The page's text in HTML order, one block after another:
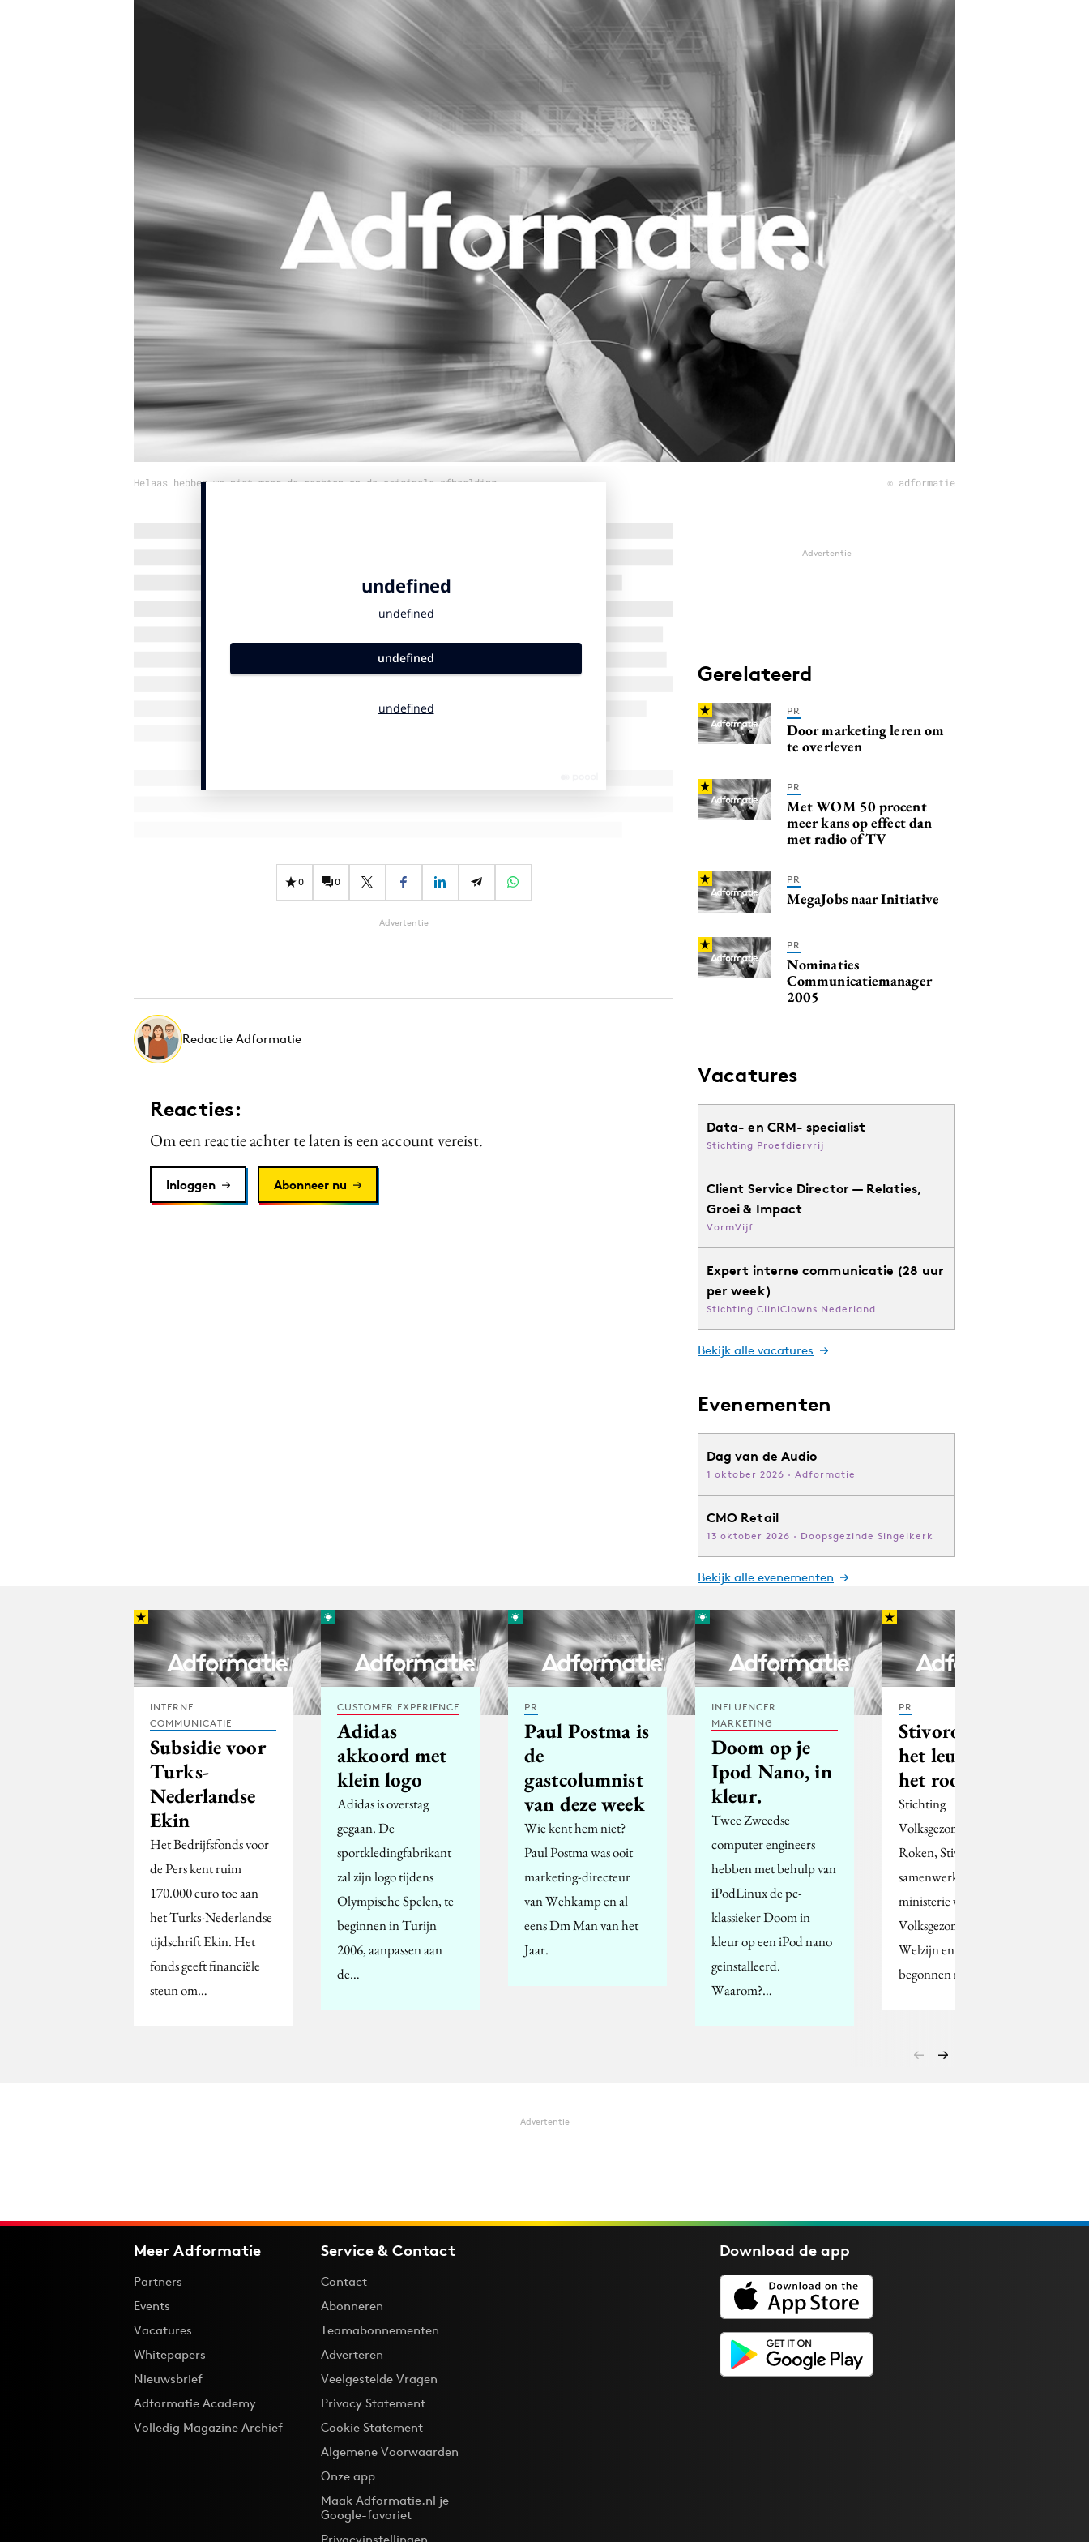
Influencer marketing
Interne communicatie
Purpose Marketing
Reputatie & crisis
Helaas hebben we niet meer de rechten op de originele afbeelding © adformatie
0 0
Advertentie
Redactie Adformatie
Reacties:
Om een reactie achter te laten is een account vereist.
Inloggen Abonneer nu
Advertentie
Gerelateerd
PR
Door marketing leren om
te overleven
PR
Met WOM 50 procent
meer kans op effect dan
met radio of TV
PR
MegaJobs naar Initiative
PR
Nominaties
Communicatiemanager
2005
Vacatures
Data- en CRM- specialist
Stichting Proefdiervrij
Client Service Director — Relaties,
Groei & Impact
VormVijf
Expert interne communicatie (28 uur
per week)
Stichting CliniClowns Nederland
Bekijk alle vacatures
Evenementen
Dag van de Audio
1 oktober 2026 · Adformatie
CMO Retail
13 oktober 2026 · Doopsgezinde Singelkerk
Bekijk alle evenementen
INTERNE
COMMUNICATIE
Subsidie voor
Turks-
Nederlandse
Ekin
Het Bedrijfsfonds voor
de Pers kent ruim
170.000 euro toe aan
het Turks-Nederlandse
tijdschrift Ekin. Het
fonds geeft financiële
steun om…
CUSTOMER EXPERIENCE
Adidas
akkoord met
klein logo
Adidas is overstag
gegaan. De
sportkledingfabrikant
zal zijn logo tijdens
Olympische Spelen, te
beginnen in Turijn
2006, aanpassen aan
de…
PR
Paul Postma is
de
gastcolumnist
van deze week
Wie kent hem niet?
Paul Postma was ooit
marketing-directeur
van Wehkamp en al
eens Dm Man van het
Jaar.
INFLUENCER
MARKETING
Doom op je
Ipod Nano, in
kleur.
Twee Zweedse
computer engineers
hebben met behulp van
iPodLinux de pc-
klassieker Doom in
kleur op een iPod nano
geinstalleerd.
Waarom?…
PR
Stivoro: 'Hou
het leuk, hou
het rookvrij'
Stichting
Volksgezondheid en
Roken, Stivoro, is in
samenwerking met het
ministerie van
Volksgezondheid,
Welzijn en Sport
begonnen met een…
Advertentie
Meer Adformatie
Partners
Events
Vacatures
Whitepapers
Nieuwsbrief
Adformatie Academy
Volledig Magazine Archief
Service & Contact
Contact
Abonneren
Teamabonnementen
Adverteren
Veelgestelde Vragen
Privacy Statement
Cookie Statement
Algemene Voorwaarden
Onze app
Maak Adformatie.nl je
Google-favoriet
Download deapp